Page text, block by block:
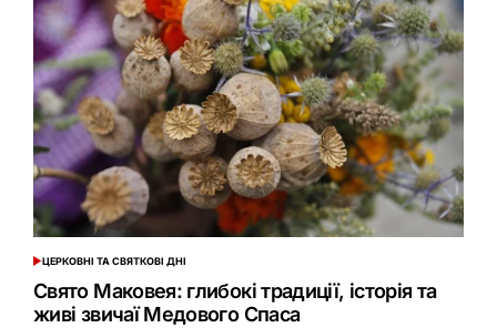
ОПУБЛІКУВАТИ
ЦЕРКОВНІ ТА СВЯТКОВІ ДНІ
Свято Маковея: глибокі традиції, історія та
живі звичаї Медового Спаса